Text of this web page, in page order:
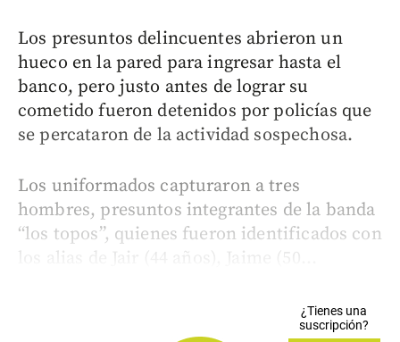
Los presuntos delincuentes abrieron un
hueco en la pared para ingresar hasta el
banco, pero justo antes de lograr su
cometido fueron detenidos por policías que
se percataron de la actividad sospechosa.
Los uniformados capturaron a tres
hombres, presuntos integrantes de la banda
“los topos”, quienes fueron identificados con
los alias de Jair (44 años), Jaime (50...
¿Tienes una
suscripción?